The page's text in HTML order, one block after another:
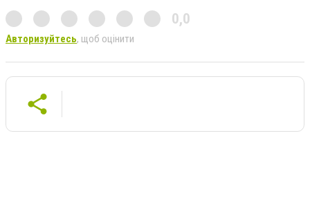
0,0
Авторизуйтесь, щоб оцінити